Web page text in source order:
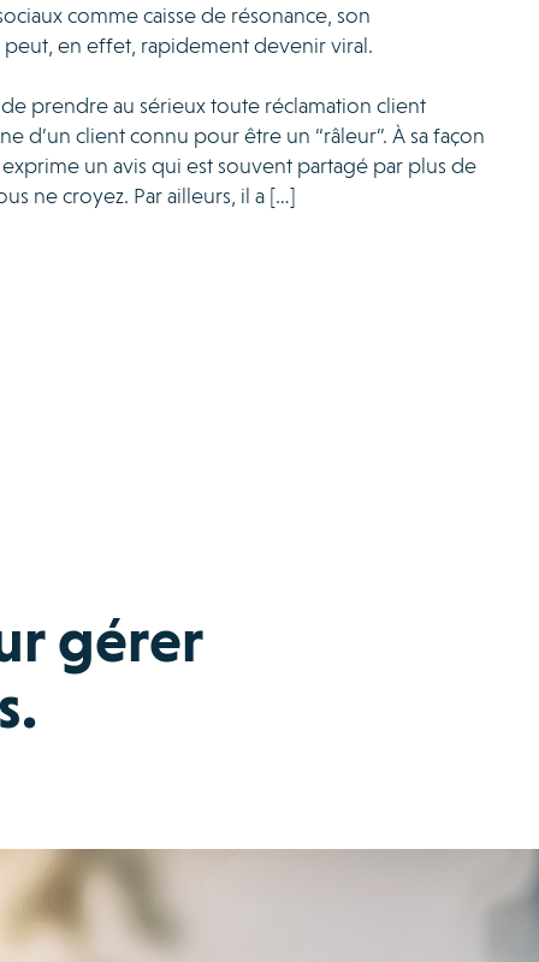
comme caisse de résonance, son
en effet, rapidement devenir viral.
prendre au sérieux toute réclamation client
d’un client connu pour être un “râleur”. À sa façon
un avis qui est souvent partagé par plus de
ne croyez. Par ailleurs, il a […]
gérer